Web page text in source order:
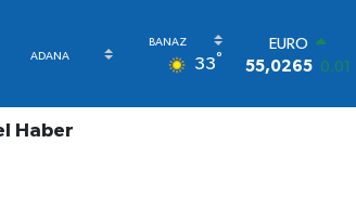
33°
STERLİN
64,1897
0.02
6618.49 2.12
Haber